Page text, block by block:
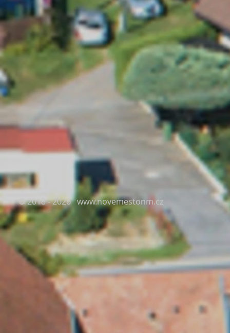
© 2018 - 2026www.novemestonm.cz